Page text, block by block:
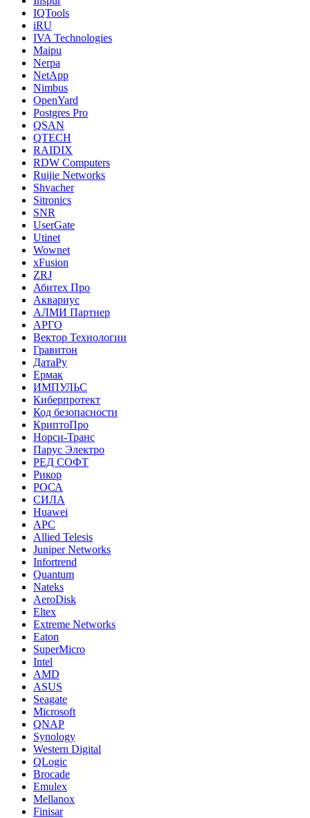
IQTools
iRU
IVA Technologies
Maipu
Nerpa
NetApp
Nimbus
OpenYard
Postgres Pro
QSAN
QTECH
RAIDIX
RDW Computers
Ruijie Networks
Shvacher
Sitronics
SNR
UserGate
Utinet
Wownet
xFusion
ZRJ
Абитех Про
Аквариус
АЛМИ Партнер
АРГО
Вектор Технологии
Гравитон
ДатаРу
Ермак
ИМПУЛЬС
Киберпротект
Код безопасности
КриптоПро
Норси-Транс
Парус Электро
РЕД СОФТ
Рикор
РОСА
СИЛА
Huawei
APC
Allied Telesis
Juniper Networks
Infortrend
Quantum
Nateks
AeroDisk
Eltex
Extreme Networks
Eaton
SuperMicro
Intel
AMD
ASUS
Seagate
Microsoft
QNAP
Synology
Western Digital
QLogic
Brocade
Emulex
Mellanox
Finisar